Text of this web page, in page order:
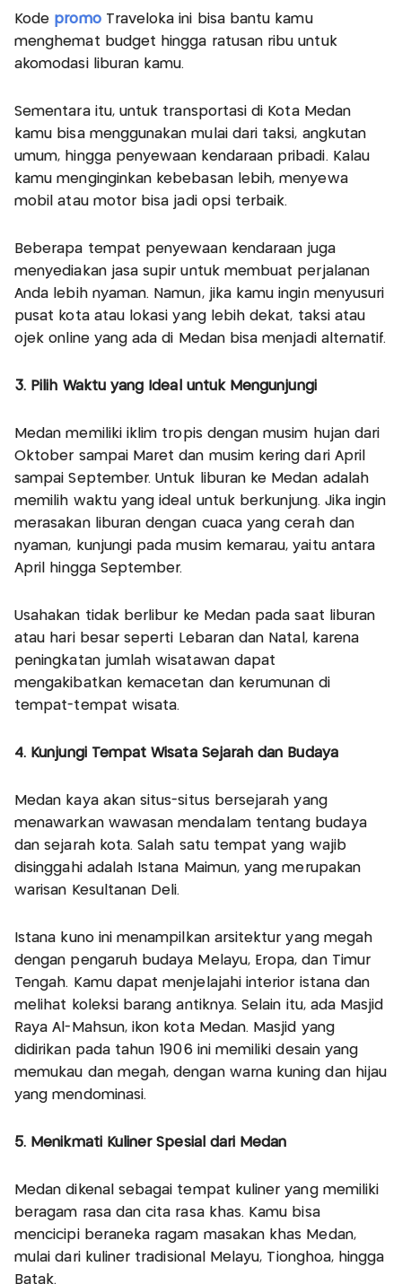
Kode promoTraveloka ini bisa bantu kamu
menghemat budget hingga ratusan ribu untuk
akomodasi liburan kamu.
Sementara itu, untuk transportasi di Kota Medan
kamu bisa menggunakan mulai dari taksi, angkutan
umum, hingga penyewaan kendaraan pribadi. Kalau
kamu menginginkan kebebasan lebih, menyewa
mobil atau motor bisa jadi opsi terbaik.
Beberapa tempat penyewaan kendaraan juga
menyediakan jasa supir untuk membuat perjalanan
Anda lebih nyaman. Namun, jika kamu ingin menyusuri
pusat kota atau lokasi yang lebih dekat, taksi atau
ojek online yang ada di Medan bisa menjadi alternatif.
3. Pilih Waktu yang Ideal untuk Mengunjungi
Medan memiliki iklim tropis dengan musim hujan dari
Oktober sampai Maret dan musim kering dari April
sampai September. Untuk liburan ke Medan adalah
memilih waktu yang ideal untuk berkunjung. Jika ingin
merasakan liburan dengan cuaca yang cerah dan
nyaman, kunjungi pada musim kemarau, yaitu antara
April hingga September.
Usahakan tidak berlibur ke Medan pada saat liburan
atau hari besar seperti Lebaran dan Natal, karena
peningkatan jumlah wisatawan dapat
mengakibatkan kemacetan dan kerumunan di
tempat-tempat wisata.
4. Kunjungi Tempat Wisata Sejarah dan Budaya
Medan kaya akan situs-situs bersejarah yang
menawarkan wawasan mendalam tentang budaya
dan sejarah kota. Salah satu tempat yang wajib
disinggahi adalah Istana Maimun, yang merupakan
warisan Kesultanan Deli.
Istana kuno ini menampilkan arsitektur yang megah
dengan pengaruh budaya Melayu, Eropa, dan Timur
Tengah. Kamu dapat menjelajahi interior istana dan
melihat koleksi barang antiknya. Selain itu, ada Masjid
Raya Al-Mahsun, ikon kota Medan. Masjid yang
didirikan pada tahun 1906 ini memiliki desain yang
memukau dan megah, dengan warna kuning dan hijau
yang mendominasi.
5. Menikmati Kuliner Spesial dari Medan
Medan dikenal sebagai tempat kuliner yang memiliki
beragam rasa dan cita rasa khas. Kamu bisa
mencicipi beraneka ragam masakan khas Medan,
mulai dari kuliner tradisional Melayu, Tionghoa, hingga
Batak.